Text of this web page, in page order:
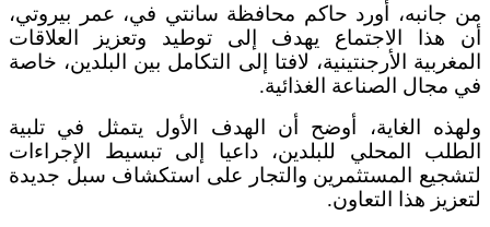
من جانبه، أورد حاكم محافظة سانتي في، عمر بيروتي،
أن هذا الاجتماع يهدف إلى توطيد وتعزيز العلاقات
المغربية الأرجنتينية، لافتا إلى التكامل بين البلدين، خاصة
في مجال الصناعة الغذائية.
ولهذه الغاية، أوضح أن الهدف الأول يتمثل في تلبية
الطلب المحلي للبلدين، داعيا إلى تبسيط الإجراءات
لتشجيع المستثمرين والتجار على استكشاف سبل جديدة
لتعزيز هذا التعاون.